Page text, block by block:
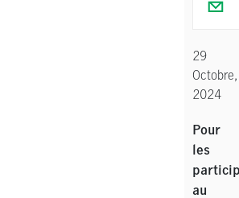
29
Octobre,
2024
Pour
les
au